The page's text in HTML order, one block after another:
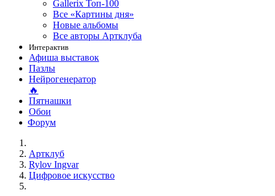
Gallerix Топ-100
Все «Картины дня»
Новые альбомы
Все авторы Артклуба
Интерактив
Афиша выставок
Пазлы
Нейрогенератор
🔥
Пятнашки
Обои
Форум
Артклуб
Rylov Ingvar
Цифровое искусство